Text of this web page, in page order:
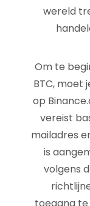
wereld
Om te
BTC, moet
op
vereist
mailadres
is
volgens